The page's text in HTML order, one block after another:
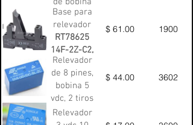
de 5 Vdc.
Bornera
para los
contactos,
1 NC y 1
NA
Base para
relevador
RT78625
14F-2Z-C2,
para riel
din,
atornillable
$ 61.00 1900
Relevador
de 8 pines,
bobina 5
vdc, 2 tiros
Ancho
$ 44.00 3602
Relevador